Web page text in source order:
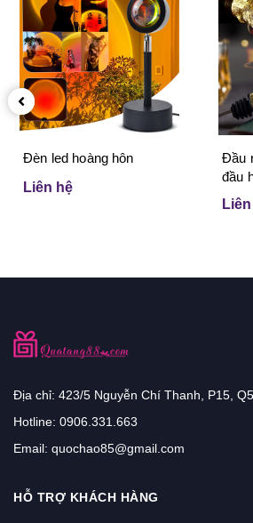
Đèn led hoàng hôn
Liên hệ
Đầu
đầu
Địa chỉ: 423/5 Nguyễn Chí Thanh, P15,
Hotline: 0906.331.663
Email: quochao85@gmail.com
HỖ TRỢ KHÁCH HÀNG